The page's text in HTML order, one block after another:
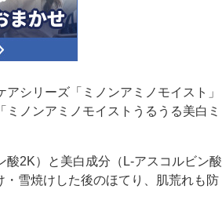
シリーズ「ミノンアミノモイスト」
ノンアミノモイストうるうる美白ミ
2K）と美白成分（L-アスコルビン酸
雪焼けした後のほてり、肌荒れも防